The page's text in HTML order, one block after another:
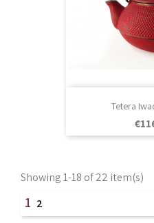
Tetera
Showing 1-18 of 22 item(s)
1 2